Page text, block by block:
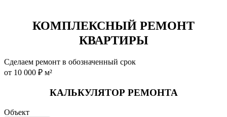
КОМПЛЕКСНЫЙ РЕМОНТ
КВАРТИРЫ
Сделаем ремонт в обозначенный срок
от 10 000 ₽ м²
КАЛЬКУЛЯТОР РЕМОНТА
Объект